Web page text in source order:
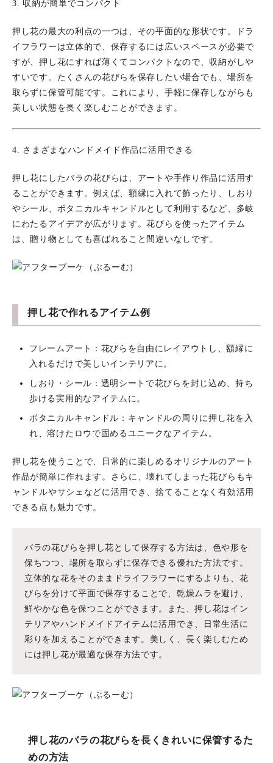
3. 収納が簡単でコンパクト
押し花の最大の利点の一つは、その平面的な形状です。ドラ
イフラワーは立体的で、保存するには広いスペースが必要で
すが、押し花にすれば薄くてコンパクトなので、収納がしや
すいです。たくさんの花びらを保存したい場合でも、場所を
取らずに保管可能です。これにより、手軽に保存しながらも
美しい状態を長く楽しむことができます。
4. さまざまなハンドメイド作品に活用できる
押し花にしたバラの花びらは、アートや手作り作品に活用す
ることができます。例えば、額縁に入れて飾ったり、しおり
やシール、ボタニカルキャンドルとして利用するなど、多岐
にわたるアイデアが広がります。花びらを使ったアイテム
は、贈り物としても喜ばれること間違いなしです。
押し花で作れるアイテム例
フレームアート：花びらを自由にレイアウトし、額縁に
入れるだけで美しいインテリアに。
しおり・シール：透明シートで花びらを封じ込め、持ち
歩ける実用的なアイテムに。
ボタニカルキャンドル：キャンドルの周りに押し花を入
れ、溶けたロウで固めるユニークなアイテム。
押し花を使うことで、日常的に楽しめるオリジナルのアート
作品が簡単に作れます。さらに、壊れてしまった花びらもキ
ャンドルやサシェなどに活用でき、捨てることなく有効活用
できる点も魅力です。
バラの花びらを押し花として保存する方法は、色や形を
保ちつつ、場所を取らずに保存できる優れた方法です。
立体的な花をそのままドライフラワーにするよりも、花
びらを分けて平面で保存することで、乾燥ムラを避け、
鮮やかな色を保つことができます。また、押し花はイン
テリアやハンドメイドアイテムに活用でき、日常生活に
彩りを加えることができます。美しく、長く楽しむため
には押し花が最適な保存方法です。
押し花のバラの花びらを長くきれいに保管するた
めの方法